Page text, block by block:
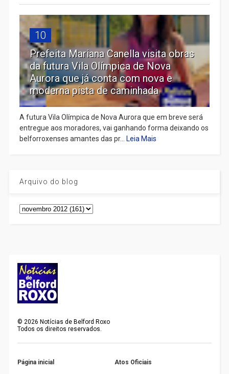
10
Prefeita Mariana Canella visita obras
da futura Vila Olímpica de Nova
Aurora que já conta com nova e
moderna pista de caminhada
A futura Vila Olímpica de Nova Aurora que em breve será
entregue aos moradores, vai ganhando forma deixando os
belforroxenses amantes das pr...
Leia Mais
Arquivo do blog
©2026 Notícias de Belford Roxo
Todos os direitos reservados.
Página inicial Atos Oficiais